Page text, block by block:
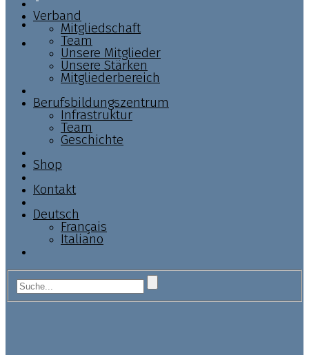
Verband
Mitgliedschaft
Team
Unsere Mitglieder
Unsere Stärken
Mitgliederbereich
Berufsbildungszentrum
Infrastruktur
Team
Geschichte
Shop
Kontakt
Deutsch
Français
Italiano